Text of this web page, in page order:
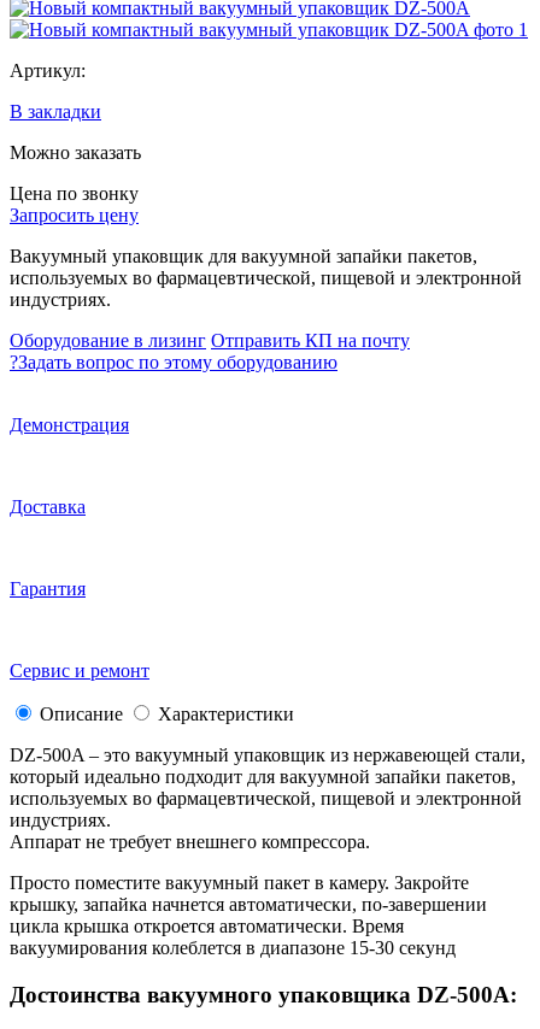
Артикул:
В закладки
Можно заказать
Цена по звонку
Запросить цену
Вакуумный упаковщик для вакуумной запайки пакетов,
используемых во фармацевтической, пищевой и электронной
индустриях.
Оборудование в лизинг Отправить КП на почту
?Задать вопрос по этому оборудованию
Демонстрация
Доставка
Гарантия
Сервис и ремонт
Описание
Характеристики
DZ-500A – это вакуумный упаковщик из нержавеющей стали,
который идеально подходит для вакуумной запайки пакетов,
используемых во фармацевтической, пищевой и электронной
индустриях.
Аппарат не требует внешнего компрессора.
Просто поместите вакуумный пакет в камеру. Закройте
крышку, запайка начнется автоматически, по-завершении
цикла крышка откроется автоматически. Время
вакуумирования колеблется в диапазоне 15-30 секунд
Достоинства вакуумного упаковщика DZ-500A: